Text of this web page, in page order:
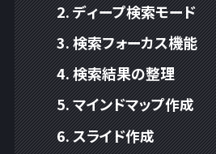
ディープ検索モード
検索フォーカス機能
検索結果の整理
マインドマップ作成
スライド作成